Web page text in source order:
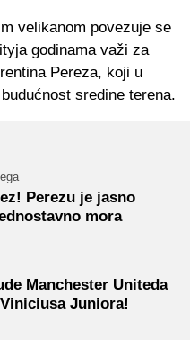
velikanom povezuje se
godinama važi za
Pereza, koji u
sredine terena.
Perezu je jasno
mora
Manchester Uniteda
Juniora!